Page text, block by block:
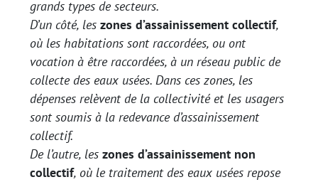
grands types de secteurs.
D’un côté, leszones d’assainissement collectif,
où les habitations sont raccordées, ou ont
vocation à être raccordées, à un réseau public de
collecte des eaux usées. Dans ces zones, les
dépenses relèvent de la collectivité et les usagers
sont soumis à la redevance d’assainissement
collectif.
De l’autre, leszones d’assainissement non
collectif, où le traitement des eaux usées repose